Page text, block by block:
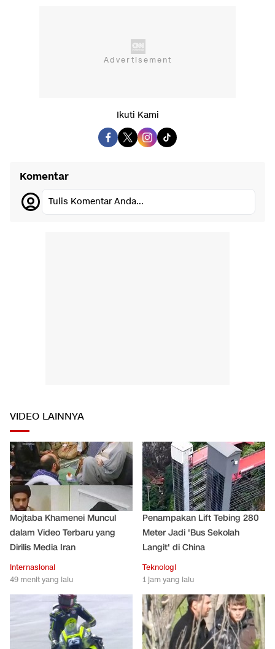
Ikuti Kami
Komentar
Tulis Komentar Anda...
VIDEO LAINNYA
Mojtaba Khamenei Muncul
dalam Video Terbaru yang
Dirilis Media Iran
Internasional
49 menit yang lalu
Penampakan Lift Tebing 280
Meter Jadi 'Bus Sekolah
Langit' di China
Teknologi
1 jam yang lalu